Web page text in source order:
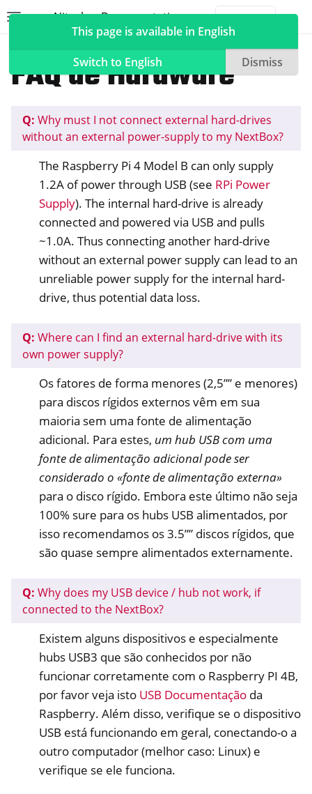
Nitrokey Documentation
navigation of Nitrokeys
navigation of NitroPhone, NitroTablet
navigation of NextBox
navigation of Sincronização de secretária e móvel
navigation of Gestão de Acesso Remoto
navigation of Documentação Técnica
navigation of PróximaBox FAQ
navigation of NitroWall NW750
navigation of Software
FAQ de Hardware
Q: Why must I not connect external hard-drives
without an external power-supply to my NextBox?
The Raspberry Pi 4 Model B can only supply
1.2A of power through USB (see RPi Power
Supply). The internal hard-drive is already
connected and powered via USB and pulls
~1.0A. Thus connecting another hard-drive
without an external power supply can lead to an
unreliable power supply for the internal hard-
drive, thus potential data loss.
Q: Where can I find an external hard-drive with its
own power supply?
Os fatores de forma menores (2,5”” e menores)
para discos rígidos externos vêm em sua
maioria sem uma fonte de alimentação
adicional. Para estes, um hub USB com uma
fonte de alimentação adicional pode ser
considerado o «fonte de alimentação externa»
para o disco rígido. Embora este último não seja
100% sure para os hubs USB alimentados, por
isso recomendamos os 3.5”” discos rígidos, que
são quase sempre alimentados externamente.
Q: Why does my USB device / hub not work, if
connected to the NextBox?
Existem alguns dispositivos e especialmente
hubs USB3 que são conhecidos por não
funcionar corretamente com o Raspberry PI 4B,
por favor veja isto USB Documentação da
Raspberry. Além disso, verifique se o dispositivo
USB está funcionando em geral, conectando-o a
outro computador (melhor caso: Linux) e
verifique se ele funciona.
This page is available in English
Switch to English
Dismiss